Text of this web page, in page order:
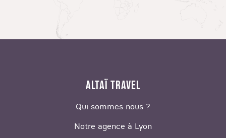
ALTAÏ TRAVEL
Qui sommes nous ?
Notre agence à Lyon